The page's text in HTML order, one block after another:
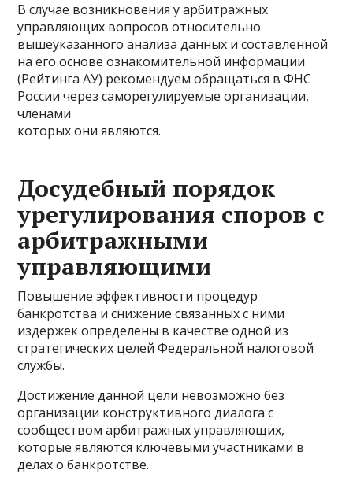
В случае возникновения у арбитражных
управляющих вопросов относительно
вышеуказанного анализа данных и составленной
на его основе ознакомительной информации
(Рейтинга АУ) рекомендуем обращаться в ФНС
России через саморегулируемые организации,
членами
которых они являются.
Досудебный порядок
урегулирования споров с
арбитражными
управляющими
Повышение эффективности процедур
банкротства и снижение связанных с ними
издержек определены в качестве одной из
стратегических целей Федеральной налоговой
службы.
Достижение данной цели невозможно без
организации конструктивного диалога с
сообществом арбитражных управляющих,
которые являются ключевыми участниками в
делах о банкротстве.